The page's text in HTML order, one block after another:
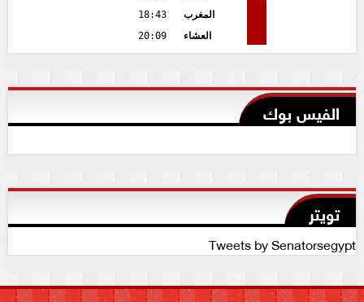
المغرب
18:43
العشاء
20:09
الفيس بوك
تويتر
Tweets by Senatorsegypt